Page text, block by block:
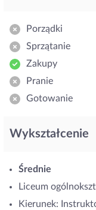
Porządki
Sprzątanie
Zakupy
Pranie
Gotowanie
Wykształcenie
Średnie
Liceum
Kierunek: